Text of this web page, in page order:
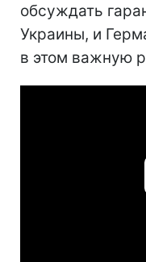
обсуждать
Украины, и
в этом важную